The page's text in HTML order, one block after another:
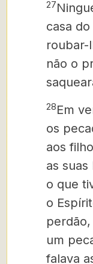
27
casa
roubar-
não o
28Em
os
aos
as suas
o que
o
um
falava